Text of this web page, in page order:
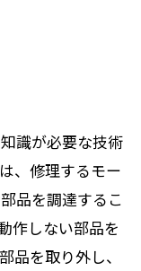
識が必要な技術
、修理するモー
品を調達するこ
作しない部品を
品を取り外し、